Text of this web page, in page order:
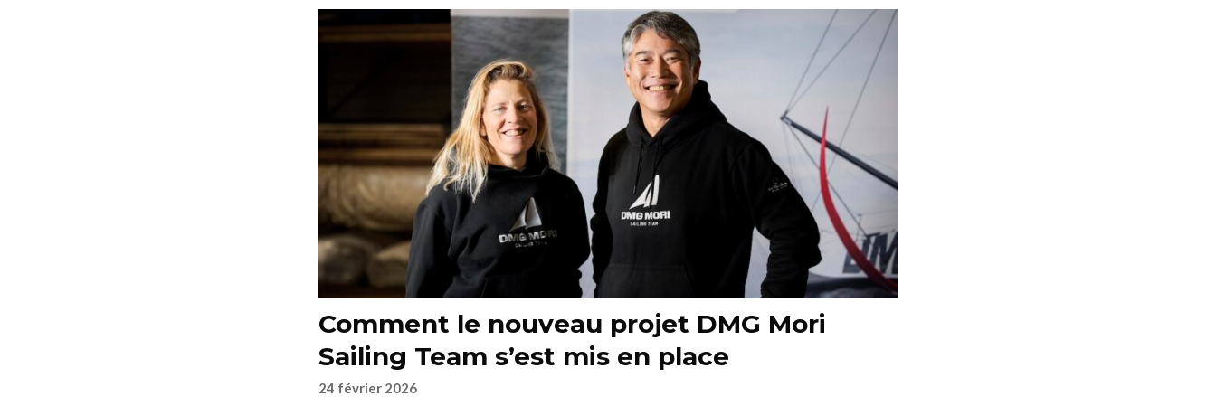
Comment le nouveau projet DMG Mori
Sailing Team s’est mis en place
24 février 2026